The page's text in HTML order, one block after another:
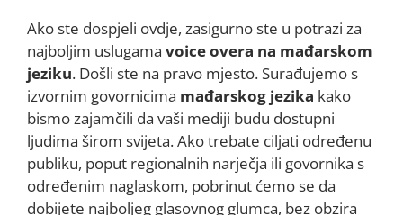
Ako ste dospjeli ovdje, zasigurno ste u potrazi za
najboljim uslugama voice overa na mađarskom
jeziku. Došli ste na pravo mjesto. Surađujemo s
izvornim govornicima mađarskog jezika kako
bismo zajamčili da vaši mediji budu dostupni
ljudima širom svijeta. Ako trebate ciljati određenu
publiku, poput regionalnih narječja ili govornika s
određenim naglaskom, pobrinut ćemo se da
dobijete najboljeg glasovnog glumca, bez obzira